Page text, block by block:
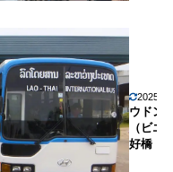
2025年
ウドン
（ビ
好橋